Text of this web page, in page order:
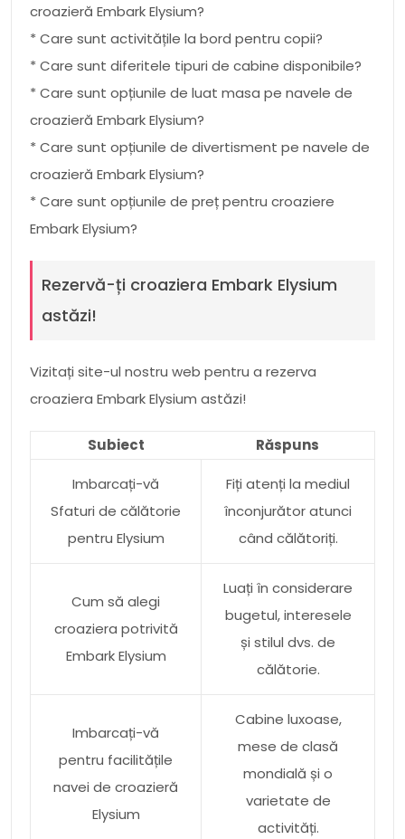
croazieră Embark Elysium?
* Care sunt activitățile la bord pentru copii?
* Care sunt diferitele tipuri de cabine disponibile?
* Care sunt opțiunile de luat masa pe navele de
croazieră Embark Elysium?
* Care sunt opțiunile de divertisment pe navele de
croazieră Embark Elysium?
* Care sunt opțiunile de preț pentru croaziere
Embark Elysium?
Rezervă-ți croaziera Embark Elysium
astăzi!
Vizitați site-ul nostru web pentru a rezerva
croaziera Embark Elysium astăzi!
Subiect Răspuns
Imbarcați-vă
Sfaturi de călătorie
pentru Elysium
Fiți atenți la mediul
înconjurător atunci
când călătoriți.
Cum să alegi
croaziera potrivită
Embark Elysium
Luați în considerare
bugetul, interesele
și stilul dvs. de
călătorie.
Imbarcați-vă
pentru facilitățile
navei de croazieră
Elysium
Cabine luxoase,
mese de clasă
mondială și o
varietate de
activități.